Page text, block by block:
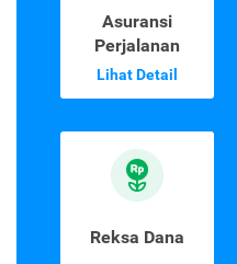
Asuransi
Perjalanan
Lihat Detail
Reksa Dana